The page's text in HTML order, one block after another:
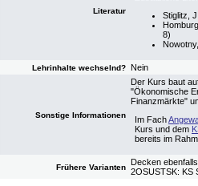
Literatur
Stiglitz,
8)
Lehrinhalte wechselnd? Nein
Sonstige Informationen
Der Kurs baut
"Ökonomische
Finanzmärkte"
Im Fach
Kurs und dem
bereits im
Frühere Varianten
Decken
2OSUSTSK: KS